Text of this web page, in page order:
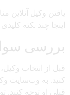
یافتن وکیل آنلاین
اینجا چند نکته
بررسی
قبل از انتخاب
کنید. به وب‌سایت
قبلی او توجه کنید.